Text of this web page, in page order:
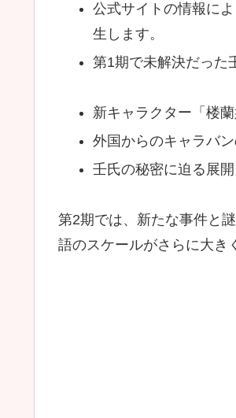
公式サイトの情報に
生します。
第1期で未解決だった
新キャラクター「楼
外国からのキャラバ
壬氏の秘密に迫る展開
第2期では、新たな事件と
語のスケールがさらに大き